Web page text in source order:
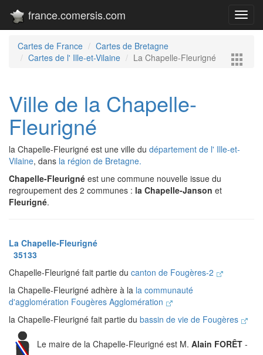
france.comersis.com
Cartes de France
Cartes de Bretagne
Cartes de l' Ille-et-Vilaine
La Chapelle-Fleurigné
Ville de la Chapelle-
Fleurigné
la Chapelle-Fleurigné est une ville du département de l' Ille-et-
Vilaine, dans la région de Bretagne.
Chapelle-Fleurigné est une commune nouvelle issue du
regroupement des 2 communes : la Chapelle-Janson et
Fleurigné.
La Chapelle-Fleurigné
35133
Chapelle-Fleurigné fait partie du canton de Fougères-2
la Chapelle-Fleurigné adhère à la la communauté
d'agglomération Fougères Agglomération
la Chapelle-Fleurigné fait partie du bassin de vie de Fougères
Le maire de la Chapelle-Fleurigné est M. Alain FORÊT -